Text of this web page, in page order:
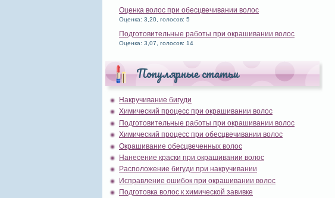
Оценка волос при обесцвечивании волос
Оценка: 3,20, голосов: 5
Подготовительные работы при окрашивании волос
Оценка: 3,07, голосов: 14
Популярные статьи
Накручивание бигуди
Химический процесс при окрашивании волос
Подготовительные работы при окрашивании волос
Химический процесс при обесцвечивании волос
Окрашивание обесцвеченных волос
Нанесение краски при окрашивании волос
Расположение бигуди при накручивании
Исправление ошибок при окрашивании волос
Подготовка волос к химической завивке